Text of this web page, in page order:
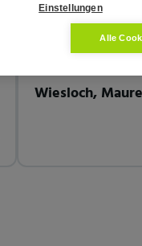
Grundstück
Land- /
Wiesloch,
Einstellungen
Alle